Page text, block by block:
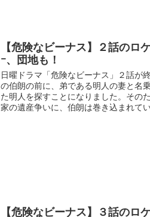
【危険なビーナス】２話のロ
ｰ、団地も！
日曜ドラマ「危険なビーナス」２話が
の伯朗の前に、弟である明人の妻と名
た明人を探すことになりました。その
家の遺産争いに、伯朗は巻き込まれて
【危険なビーナス】３話のロ